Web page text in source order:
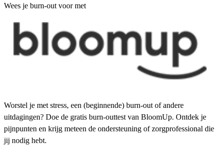
Wees je burn-out voor met
Worstel je met stress, een (beginnende) burn-out of andere
uitdagingen? Doe de gratis burn-outtest van BloomUp. Ontdek je
pijnpunten en krijg meteen de ondersteuning of zorgprofessional die
jij nodig hebt.